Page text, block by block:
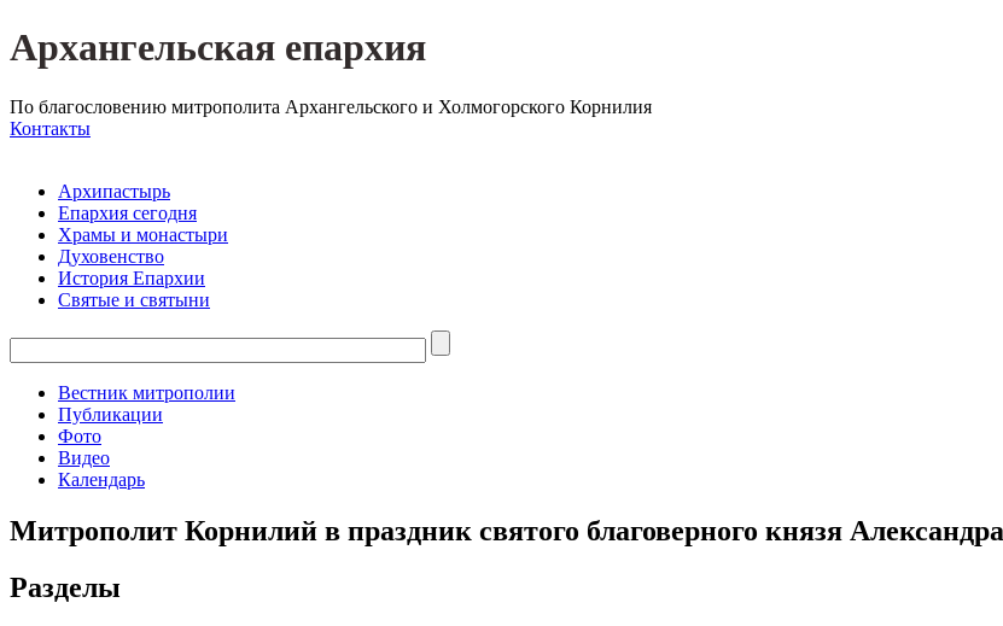
Архангельская епархия
По благословению митрополита Архангельского и Холмогорского Корнилия
Контакты
Архипастырь
Епархия сегодня
Храмы и монастыри
Духовенство
История Епархии
Святые и святыни
Вестник митрополии
Публикации
Фото
Видео
Календарь
Митрополит Корнилий в праздник святого благоверного князя
Разделы